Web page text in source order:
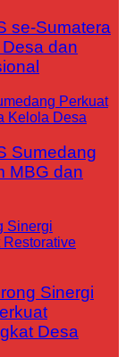
se-Sumatera
dan
Sumedang
MBG dan
Sinergi
Desa